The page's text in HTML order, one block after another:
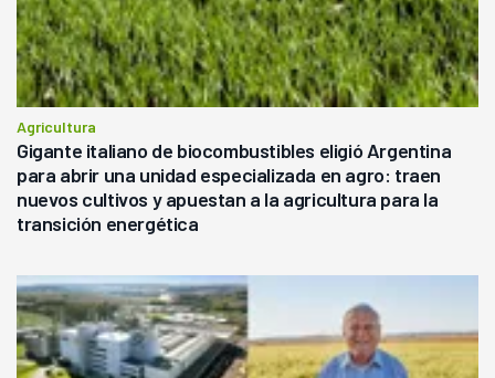
Agricultura
Gigante italiano de biocombustibles eligió Argentina
para abrir una unidad especializada en agro: traen
nuevos cultivos y apuestan a la agricultura para la
transición energética